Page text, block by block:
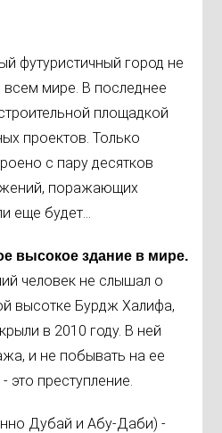
футуристичный город не
мире. В последнее
площадкой
проектов. Только
с пару десятков
поражающих
еще будет...
высокое здание в мире.
человек не слышал о
высотке Бурдж Халифа,
в 2010 году. В ней
и не побывать на ее
это преступление.
Дубай и Абу-Даби) -